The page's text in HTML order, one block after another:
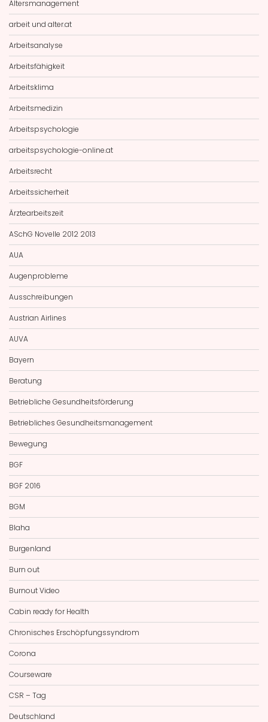
Altersmanagement
arbeit und alter.at
Arbeitsanalyse
Arbeitsfähigkeit
Arbeitsklima
Arbeitsmedizin
Arbeitspsychologie
arbeitspsychologie-online.at
Arbeitsrecht
Arbeitssicherheit
Ärztearbeitszeit
ASchG Novelle 2012 2013
AUA
Augenprobleme
Ausschreibungen
Austrian Airlines
AUVA
Bayern
Beratung
Betriebliche Gesundheitsförderung
Betriebliches Gesundheitsmanagement
Bewegung
BGF
BGF 2016
BGM
Blaha
Burgenland
Burn out
Burnout Video
Cabin ready for Health
Chronisches Erschöpfungssyndrom
Corona
Courseware
CSR – Tag
Deutschland